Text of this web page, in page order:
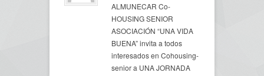
ALMUNECAR Co-
HOUSING SENIOR
ASOCIACIÓN “UNA VIDA
BUENA” invita a todos
interesados en Cohousing-
senior a UNA JORNADA